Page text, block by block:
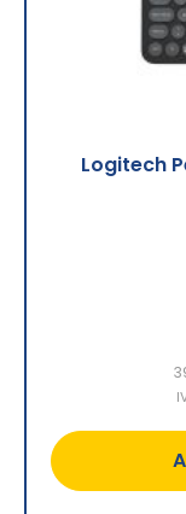
Logitech